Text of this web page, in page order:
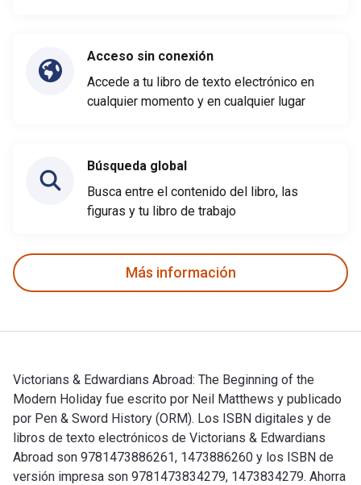
Acceso sin conexión
Accede a tu libro de texto electrónico en
cualquier momento y en cualquier lugar
Búsqueda global
Busca entre el contenido del libro, las
figuras y tu libro de trabajo
Más información
Victorians & Edwardians Abroad: The Beginning of the
Modern Holiday fue escrito por Neil Matthews y publicado
por Pen & Sword History (ORM). Los ISBN digitales y de
libros de texto electrónicos de Victorians & Edwardians
Abroad son 9781473886261, 1473886260 y los ISBN de
versión impresa son 9781473834279, 1473834279. Ahorra